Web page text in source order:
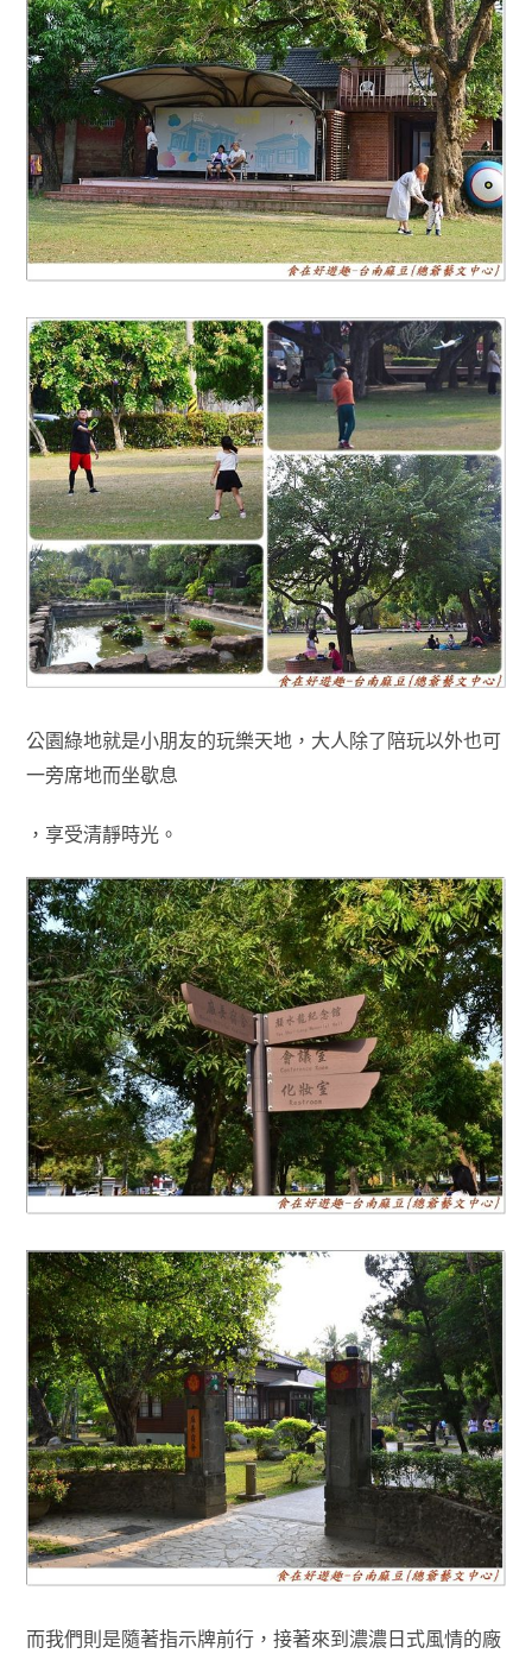
公園綠地就是小朋友的玩樂天地，大人除了陪玩以外也可
一旁席地而坐歇息
，享受清靜時光。
而我們則是隨著指示牌前行，接著來到濃濃日式風情的廠